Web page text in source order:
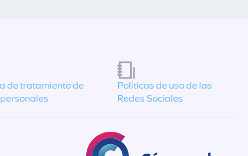
de tratamiento de
Políticas de uso de las
Redes Sociales